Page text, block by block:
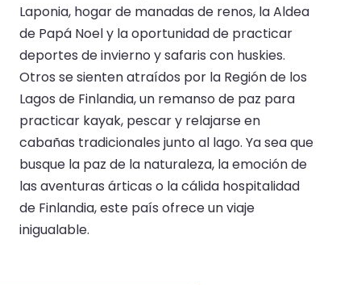
Laponia, hogar de manadas de renos, la Aldea
de Papá Noel y la oportunidad de practicar
deportes de invierno y safaris con huskies.
Otros se sienten atraídos por la Región de los
Lagos de Finlandia, un remanso de paz para
practicar kayak, pescar y relajarse en
cabañas tradicionales junto al lago. Ya sea que
busque la paz de la naturaleza, la emoción de
las aventuras árticas o la cálida hospitalidad
de Finlandia, este país ofrece un viaje
inigualable.